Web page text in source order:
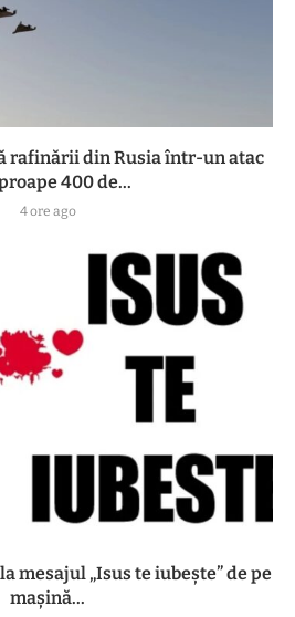
rafinării din Rusia într-un atac
400 de...
4 ore ago
mesajul „Isus te iubește” de pe
mașină...